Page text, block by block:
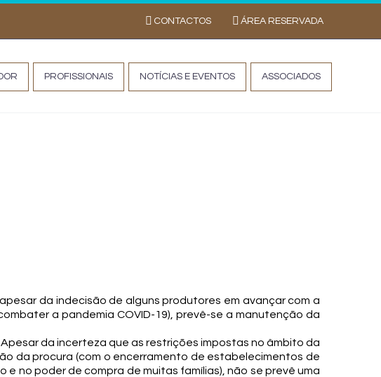
CONTACTOS ÁREA RESERVADA
PROFISSIONAIS NOTÍCIAS E EVENTOS ASSOCIADOS
da indecisão de alguns produtores em avançar com a
a pandemia COVID-19), prevê-se a manutenção da
da incerteza que as restrições impostas no âmbito da
da procura (com o encerramento de estabelecimentos de
no poder de compra de muitas famílias), não se prevê uma